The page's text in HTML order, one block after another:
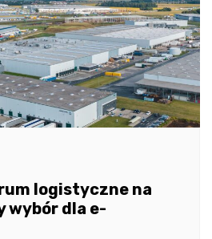
logistyczne na
wybór dla e-